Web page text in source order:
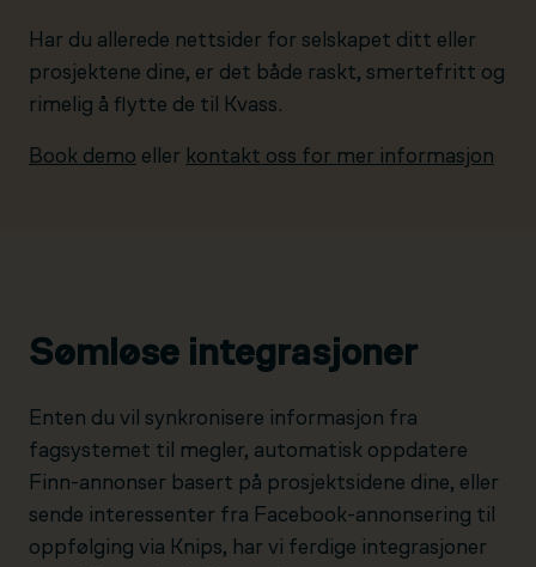
Har du allerede nettsider for selskapet ditt eller
prosjektene dine, er det både raskt, smertefritt og
rimelig å flytte de til Kvass.
Book demo eller kontakt oss for mer informasjon
Sømløse integrasjoner
Enten du vil synkronisere informasjon fra
fagsystemet til megler, automatisk oppdatere
Finn-annonser basert på prosjektsidene dine, eller
sende interessenter fra Facebook-annonsering til
oppfølging via Knips, har vi ferdige integrasjoner